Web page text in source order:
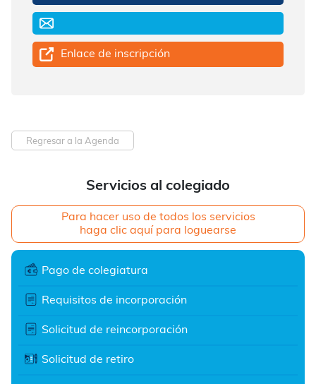
Servicios al colegiado
Para hacer uso de todos los servicios
haga clic aquí para loguearse
Pago de colegiatura
Requisitos de incorporación
Solicitud de reincorporación
Solicitud de retiro
Enlace de inscripción
Regresar a la Agenda